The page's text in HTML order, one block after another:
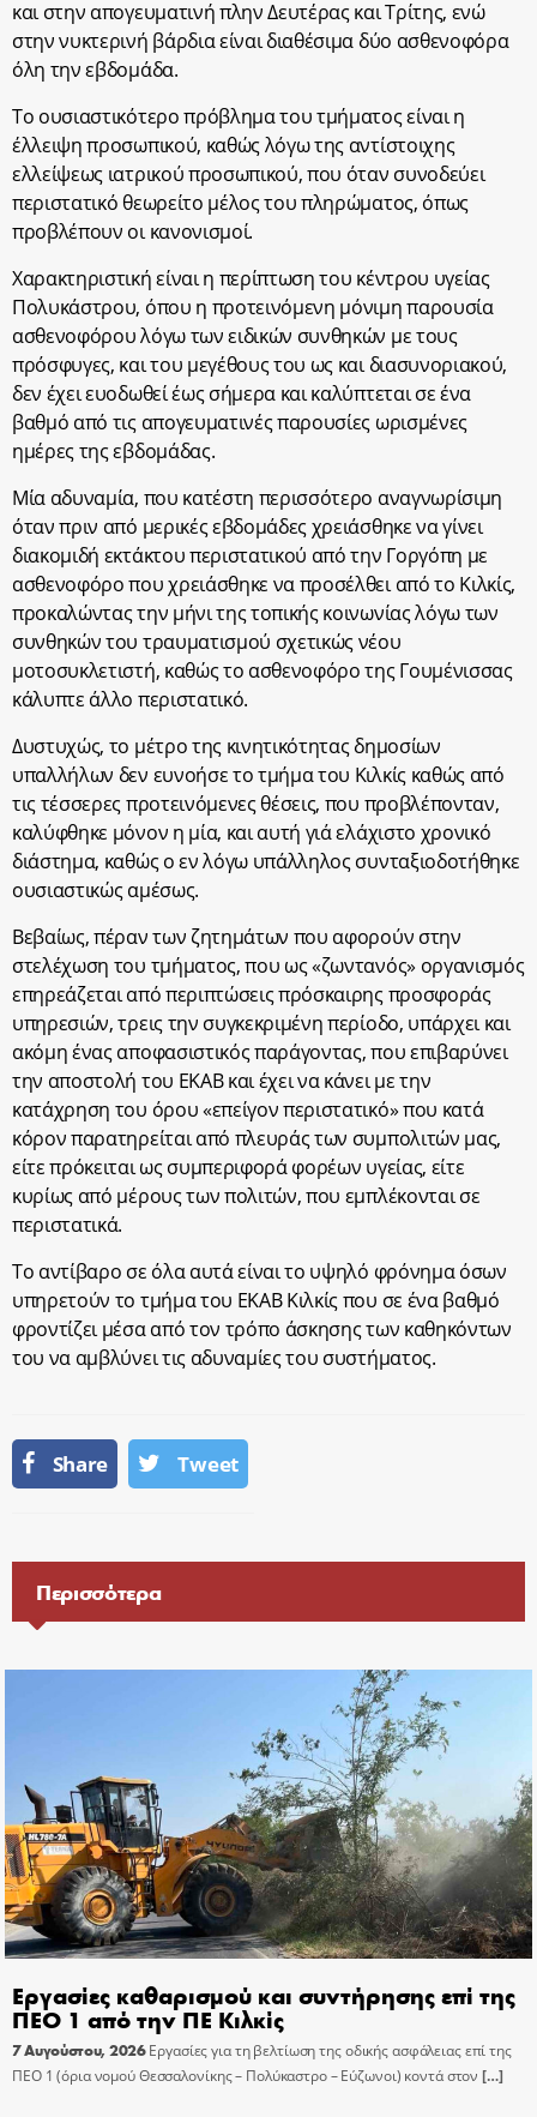
και στην απογευματινή πλην Δευτέρας και Τρίτης, ενώ
στην νυκτερινή βάρδια είναι διαθέσιμα δύο ασθενοφόρα
όλη την εβδομάδα.
Το ουσιαστικότερο πρόβλημα του τμήματος είναι η
έλλειψη προσωπικού, καθώς λόγω της αντίστοιχης
ελλείψεως ιατρικού προσωπικού, που όταν συνοδεύει
περιστατικό θεωρείτο μέλος του πληρώματος, όπως
προβλέπουν οι κανονισμοί.
Χαρακτηριστική είναι η περίπτωση του κέντρου υγείας
Πολυκάστρου, όπου η προτεινόμενη μόνιμη παρουσία
ασθενοφόρου λόγω των ειδικών συνθηκών με τους
πρόσφυγες, και του μεγέθους του ως και διασυνοριακού,
δεν έχει ευοδωθεί έως σήμερα και καλύπτεται σε ένα
βαθμό από τις απογευματινές παρουσίες ωρισμένες
ημέρες της εβδομάδας.
Μία αδυναμία, που κατέστη περισσότερο αναγνωρίσιμη
όταν πριν από μερικές εβδομάδες χρειάσθηκε να γίνει
διακομιδή εκτάκτου περιστατικού από την Γοργόπη με
ασθενοφόρο που χρειάσθηκε να προσέλθει από το Κιλκίς,
προκαλώντας την μήνι της τοπικής κοινωνίας λόγω των
συνθηκών του τραυματισμού σχετικώς νέου
μοτοσυκλετιστή, καθώς το ασθενοφόρο της Γουμένισσας
κάλυπτε άλλο περιστατικό.
Δυστυχώς, το μέτρο της κινητικότητας δημοσίων
υπαλλήλων δεν ευνοήσε το τμήμα του Κιλκίς καθώς από
τις τέσσερες προτεινόμενες θέσεις, που προβλέπονταν,
καλύφθηκε μόνον η μία, και αυτή γιά ελάχιστο χρονικό
διάστημα, καθώς ο εν λόγω υπάλληλος συνταξιοδοτήθηκε
ουσιαστικώς αμέσως.
Βεβαίως, πέραν των ζητημάτων που αφορούν στην
στελέχωση του τμήματος, που ως «ζωντανός» οργανισμός
επηρεάζεται από περιπτώσεις πρόσκαιρης προσφοράς
υπηρεσιών, τρεις την συγκεκριμένη περίοδο, υπάρχει και
ακόμη ένας αποφασιστικός παράγοντας, που επιβαρύνει
την αποστολή του ΕΚΑΒ και έχει να κάνει με την
κατάχρηση του όρου «επείγον περιστατικό» που κατά
κόρον παρατηρείται από πλευράς των συμπολιτών μας,
είτε πρόκειται ως συμπεριφορά φορέων υγείας, είτε
κυρίως από μέρους των πολιτών, που εμπλέκονται σε
περιστατικά.
Το αντίβαρο σε όλα αυτά είναι το υψηλό φρόνημα όσων
υπηρετούν το τμήμα του ΕΚΑΒ Κιλκίς που σε ένα βαθμό
φροντίζει μέσα από τον τρόπο άσκησης των καθηκόντων
του να αμβλύνει τις αδυναμίες του συστήματος.
Share Tweet
Περισσότερα
Εργασίες καθαρισμού και συντήρησης επί της
ΠΕΟ 1 από την ΠΕ Κιλκίς
7 Αυγούστου, 2026 Εργασίες για τη βελτίωση της οδικής ασφάλειας επί της
ΠΕΟ 1 (όρια νομού Θεσσαλονίκης – Πολύκαστρο – Εύζωνοι) κοντά στον […]